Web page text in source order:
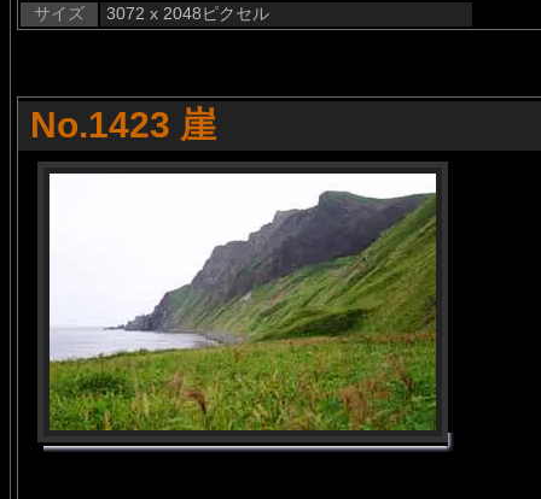
サイズ
3072 x 2048ピクセル
No.1423 崖